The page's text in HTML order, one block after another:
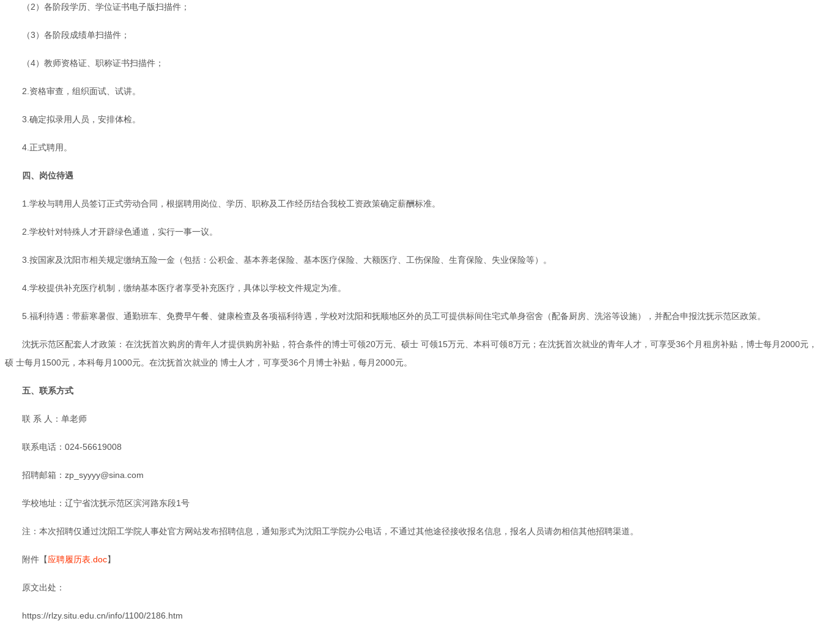
（2）各阶段学历、学位证书电子版扫描件；
（3）各阶段成绩单扫描件；
（4）教师资格证、职称证书扫描件；
2.资格审查，组织面试、试讲。
3.确定拟录用人员，安排体检。
4.正式聘用。
四、岗位待遇
1.学校与聘用人员签订正式劳动合同，根据聘用岗位、学历、职称及工作经历结合我校工资政策确定薪酬标准。
2.学校针对特殊人才开辟绿色通道，实行一事一议。
3.按国家及沈阳市相关规定缴纳五险一金（包括：公积金、基本养老保险、基本医疗保险、大额医疗、工伤保险、生育保险、失业保险等）。
4.学校提供补充医疗机制，缴纳基本医疗者享受补充医疗，具体以学校文件规定为准。
5.福利待遇：带薪寒暑假、通勤班车、免费早午餐、健康检查及各项福利待遇，学校对沈阳和抚顺地区外的员工可提供标间住宅式单身宿舍（配备厨房、洗浴等设施），并配合申报沈抚示范区政策。
沈抚示范区配套人才政策：在沈抚首次购房的青年人才提供购房补贴，符合条件的博士可领20万元、硕士 可领15万元、本科可领8万元；在沈抚首次就业的青年人才，可享受36个月租房补贴，博士每月2000元，
硕 士每月1500元，本科每月1000元。在沈抚首次就业的 博士人才，可享受36个月博士补贴，每月2000元。
五、联系方式
联 系 人：单老师
联系电话：024-56619008
招聘邮箱：zp_syyyy@sina.com
学校地址：辽宁省沈抚示范区滨河路东段1号
注：本次招聘仅通过沈阳工学院人事处官方网站发布招聘信息，通知形式为沈阳工学院办公电话，不通过其他途径接收报名信息，报名人员请勿相信其他招聘渠道。
附件【应聘履历表.doc】
原文出处：
https://rlzy.situ.edu.cn/info/1100/2186.htm